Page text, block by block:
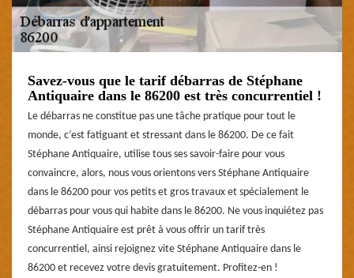
Savez-vous que le tarif débarras de Stéphane
Antiquaire dans le 86200 est très concurrentiel !
Le débarras ne constitue pas une tâche pratique pour tout le
monde, c’est fatiguant et stressant dans le 86200. De ce fait
Stéphane Antiquaire, utilise tous ses savoir-faire pour vous
convaincre, alors, nous vous orientons vers Stéphane Antiquaire
dans le 86200 pour vos petits et gros travaux et spécialement le
débarras pour vous qui habite dans le 86200. Ne vous inquiétez pas
Stéphane Antiquaire est prêt à vous offrir un tarif très
concurrentiel, ainsi rejoignez vite Stéphane Antiquaire dans le
86200 et recevez votre devis gratuitement. Profitez-en !